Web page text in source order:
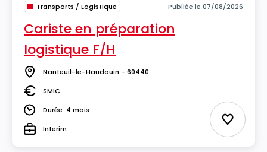
Transports / Logistique Publiée le 07/08/2026
Cariste en préparation
logistique F/H
Lieu Nanteuil-le-Haudouin - 60440
Salaire
SMIC
DuréeDurée: 4 mois
TypeInterim Ajouter